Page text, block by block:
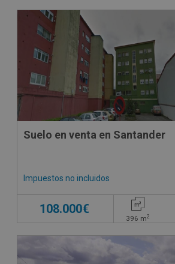
Suelo en venta en Santander
Impuestos no incluidos
108.000€
396 m2